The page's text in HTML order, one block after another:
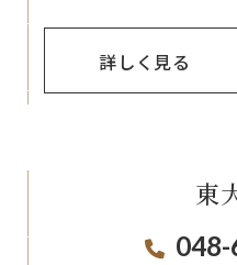
詳しく見る
東